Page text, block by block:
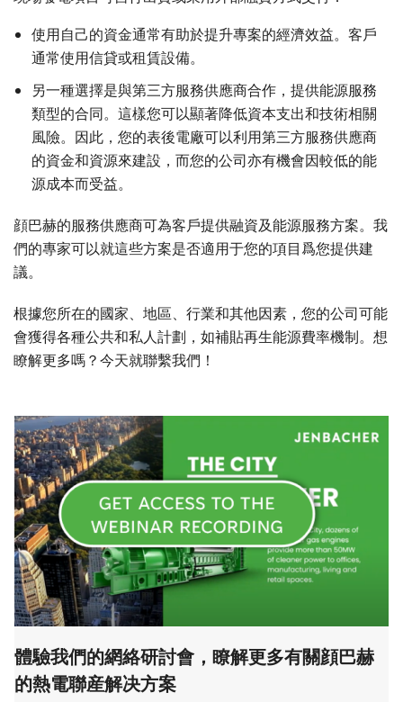
使用自己的資金通常有助於提升專案的經濟效益。客戶
通常使用信貸或租賃設備。
另一種選擇是與第三方服務供應商合作，提供能源服務
類型的合同。這樣您可以顯著降低資本支出和技術相關
風險。因此，您的表後電廠可以利用第三方服務供應商
的資金和資源來建設，而您的公司亦有機會因較低的能
源成本而受益。
顔巴赫的服務供應商可為客戶提供融資及能源服務方案。我
們的專家可以就這些方案是否適用于您的項目爲您提供建
議。
根據您所在的國家、地區、行業和其他因素，您的公司可能
會獲得各種公共和私人計劃，如補貼再生能源費率機制。想
瞭解更多嗎？今天就聯繫我們！
體驗我們的網絡研討會，瞭解更多有關顔巴赫
的熱電聯産解决方案